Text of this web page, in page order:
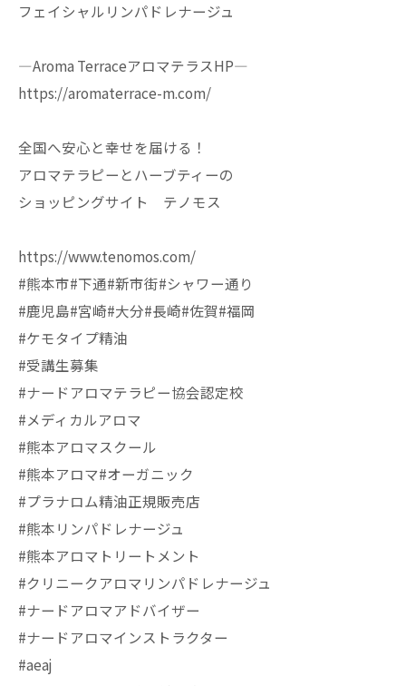
フェイシャルリンパドレナージュ
—Aroma TerraceアロマテラスHP—
https://aromaterrace-m.com/
全国へ安心と幸せを届ける！
アロマテラピーとハーブティーの
ショッピングサイト テノモス
https://www.tenomos.com/
#熊本市#下通#新市街#シャワー通り
#鹿児島#宮崎#大分#長崎#佐賀#福岡
#ケモタイプ精油
#受講生募集
#ナードアロマテラピー協会認定校
#メディカルアロマ
#熊本アロマスクール
#熊本アロマ#オーガニック
#プラナロム精油正規販売店
#熊本リンパドレナージュ
#熊本アロマトリートメント
#クリニークアロマリンパドレナージュ
#ナードアロマアドバイザー
#ナードアロマインストラクター
#aeaj